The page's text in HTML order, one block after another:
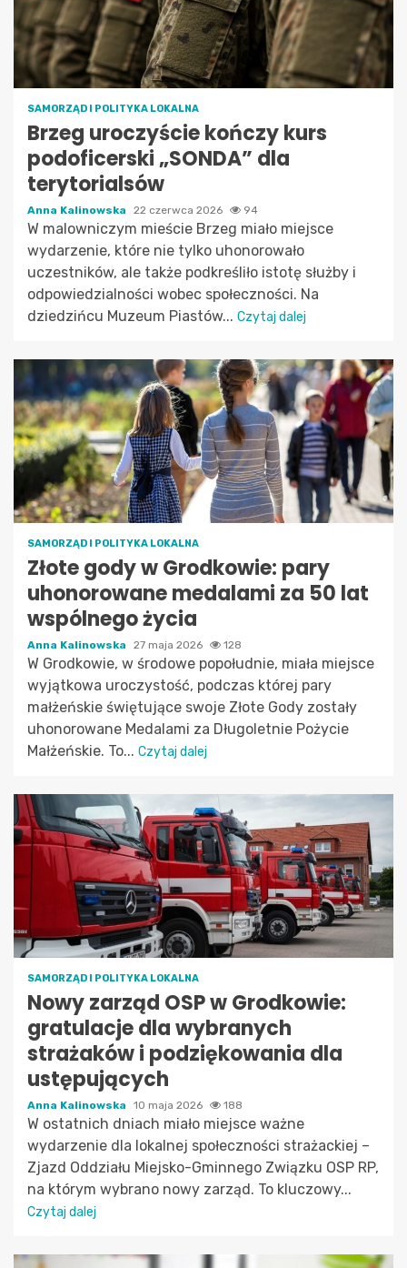
SAMORZĄD I POLITYKA LOKALNA
Brzeg uroczyście kończy kurs
podoficerski „SONDA” dla
terytorialsów
Anna Kalinowska 22 czerwca 2026 94
W malowniczym mieście Brzeg miało miejsce
wydarzenie, które nie tylko uhonorowało
uczestników, ale także podkreśliło istotę służby i
odpowiedzialności wobec społeczności. Na
dziedzińcu Muzeum Piastów... Czytaj dalej
SAMORZĄD I POLITYKA LOKALNA
Złote gody w Grodkowie: pary
uhonorowane medalami za 50 lat
wspólnego życia
Anna Kalinowska 27 maja 2026 128
W Grodkowie, w środowe popołudnie, miała miejsce
wyjątkowa uroczystość, podczas której pary
małżeńskie świętujące swoje Złote Gody zostały
uhonorowane Medalami za Długoletnie Pożycie
Małżeńskie. To... Czytaj dalej
SAMORZĄD I POLITYKA LOKALNA
Nowy zarząd OSP w Grodkowie:
gratulacje dla wybranych
strażaków i podziękowania dla
ustępujących
Anna Kalinowska 10 maja 2026 188
W ostatnich dniach miało miejsce ważne
wydarzenie dla lokalnej społeczności strażackiej –
Zjazd Oddziału Miejsko-Gminnego Związku OSP RP,
na którym wybrano nowy zarząd. To kluczowy...
Czytaj dalej